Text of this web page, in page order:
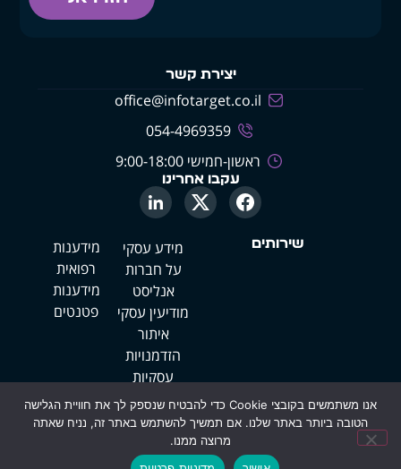
אודות
שירותים
מידע עסקי
על חברות
אנליסט
מודיעין עסקי
איתור
הזדמנויות
עסקיות
איתור אנשים
בחו"ל
מידענות
רפואית
מידענות
פטנטים
יצירת קשר
office@infotarget.co.il
054-4969359
ראשון-חמישי 9:00-18:00
עקבו אחרינו
אנו משתמשים בקובצי Cookie כדי להבטיח שנספק לך את חוויית הגלישה
הטובה ביותר באתר שלנו. אם תמשיך להשתמש באתר זה, נניח שאתה
מרוצה ממנו.